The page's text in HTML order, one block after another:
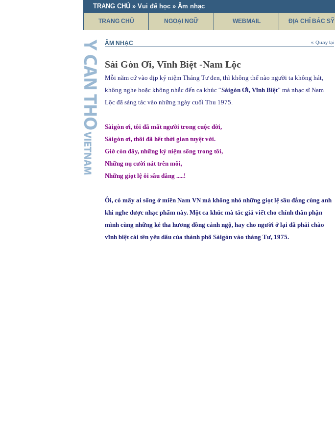
TRANG CHỦ » Vui để học » Âm nhạc
TRANG CHỦ NGOẠI NGỮ WEBMAIL ĐỊA CHỈ BÁC SỸ
ÂM NHẠC « Quay lại
Sài Gòn Ơi, Vĩnh Biệt -Nam Lộc
Mỗi năm cứ vào dịp kỷ niệm Tháng Tư đen, thì không thể nào người ta không hát,
không nghe hoặc không nhắc đến ca khúc “Sàigòn Ơi, Vĩnh Biệt” mà nhạc sĩ Nam
Lộc đã sáng tác vào những ngày cuối Thu 1975.
Sàigòn ơi, tôi đã mất người trong cuộc đời,
Sàigòn ơi, thôi đã hết thời gian tuyệt vời.
Giờ còn đây, những kỷ niệm sống trong tôi,
Những nụ cười nát trên môi,
Những giọt lệ ôi sầu đắng .....!
Ôi, có mấy ai sống ở miền Nam VN mà không nhỏ những giọt lệ sầu đắng cùng anh
khi nghe được nhạc phẩm này. Một ca khúc mà tác giả viết cho chính thân phận
mình cùng những kẻ tha hương đồng cảnh ngộ, hay cho người ở lại đã phải chào
vĩnh biệt cái tên yêu dấu của thành phố Sàigòn vào tháng Tư, 1975.